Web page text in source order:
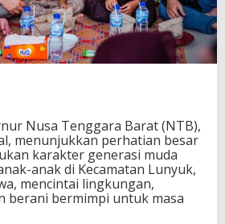
Nusa Tenggara Barat (NTB),
menunjukkan perhatian besar
karakter generasi muda
anak di Kecamatan Lunyuk,
mencintai lingkungan,
berani bermimpi untuk masa